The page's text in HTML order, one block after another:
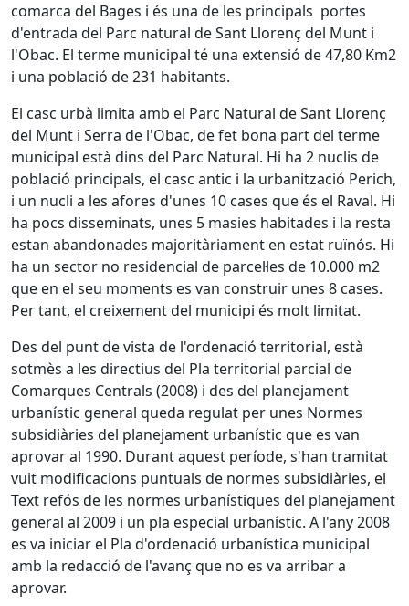
comarca del Bages i és una de les principals portes
d'entrada del Parc natural de Sant Llorenç del Munt i
l'Obac. El terme municipal té una extensió de 47,80 Km2
i una població de 231 habitants.
El casc urbà limita amb el Parc Natural de Sant Llorenç
del Munt i Serra de l'Obac, de fet bona part del terme
municipal està dins del Parc Natural. Hi ha 2 nuclis de
població principals, el casc antic i la urbanització Perich,
i un nucli a les afores d'unes 10 cases que és el Raval. Hi
ha pocs disseminats, unes 5 masies habitades i la resta
estan abandonades majoritàriament en estat ruïnós. Hi
ha un sector no residencial de parcel·les de 10.000 m2
que en el seu moments es van construir unes 8 cases.
Per tant, el creixement del municipi és molt limitat.
Des del punt de vista de l'ordenació territorial, està
sotmès a les directius del Pla territorial parcial de
Comarques Centrals (2008) i des del planejament
urbanístic general queda regulat per unes Normes
subsidiàries del planejament urbanístic que es van
aprovar al 1990. Durant aquest període, s'han tramitat
vuit modificacions puntuals de normes subsidiàries, el
Text refós de les normes urbanístiques del planejament
general al 2009 i un pla especial urbanístic. A l'any 2008
es va iniciar el Pla d'ordenació urbanística municipal
amb la redacció de l'avanç que no es va arribar a
aprovar.